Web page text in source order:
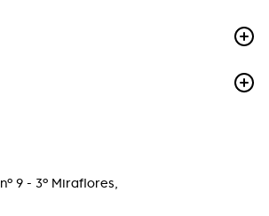
equipa é atenciosa, os preços são
a qualidade. Com certeza
desta equipe.
9 - 3º Miraflores,